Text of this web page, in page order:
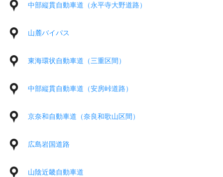
中部縦貫自動車道（永平寺大野道路）
山麓バイパス
東海環状自動車道（三重区間）
中部縦貫自動車道（安房峠道路）
京奈和自動車道（奈良和歌山区間）
広島岩国道路
山陰近畿自動車道